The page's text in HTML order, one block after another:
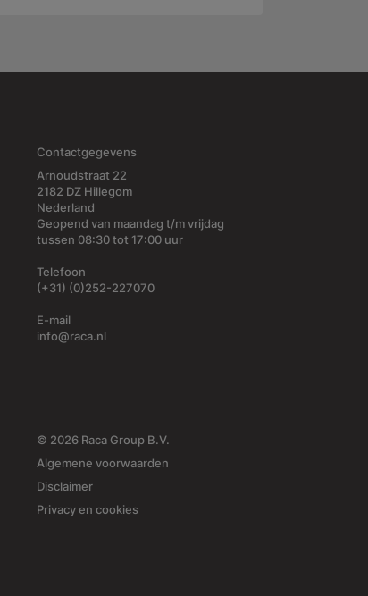
Contactgegevens
Arnoudstraat 22
2182 DZ Hillegom
Nederland
Geopend van maandag t/m vrijdag
tussen 08:30 tot 17:00 uur
Telefoon
(+31) (0)252-227070
E-mail
info@raca.nl
© 2026 Raca Group B.V.
Algemene voorwaarden
Disclaimer
Privacy en cookies